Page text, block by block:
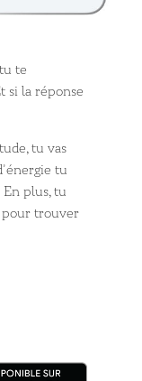
te
si la réponse
tu vas
tu
plus, tu
pour trouver